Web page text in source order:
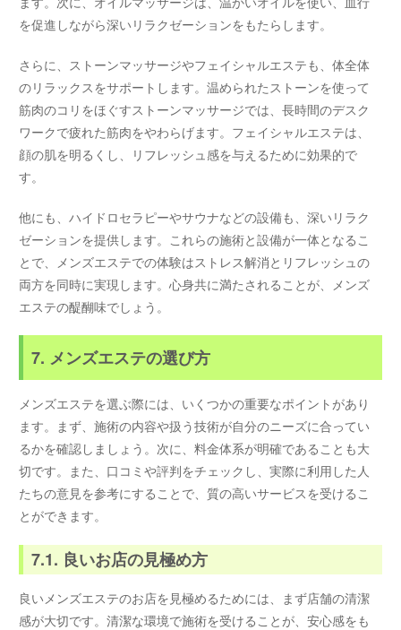
を促進しながら深いリラクゼーションをもたらします。
さらに、ストーンマッサージやフェイシャルエステも、体全体
のリラックスをサポートします。温められたストーンを使って
筋肉のコリをほぐすストーンマッサージでは、長時間のデスク
ワークで疲れた筋肉をやわらげます。フェイシャルエステは、
顔の肌を明るくし、リフレッシュ感を与えるために効果的で
す。
他にも、ハイドロセラピーやサウナなどの設備も、深いリラク
ゼーションを提供します。これらの施術と設備が一体となるこ
とで、メンズエステでの体験はストレス解消とリフレッシュの
両方を同時に実現します。心身共に満たされることが、メンズ
エステの醍醐味でしょう。
7. メンズエステの選び方
メンズエステを選ぶ際には、いくつかの重要なポイントがあり
ます。まず、施術の内容や扱う技術が自分のニーズに合ってい
るかを確認しましょう。次に、料金体系が明確であることも大
切です。また、口コミや評判をチェックし、実際に利用した人
たちの意見を参考にすることで、質の高いサービスを受けるこ
とができます。
7.1. 良いお店の見極め方
良いメンズエステのお店を見極めるためには、まず店舗の清潔
感が大切です。清潔な環境で施術を受けることが、安心感をも